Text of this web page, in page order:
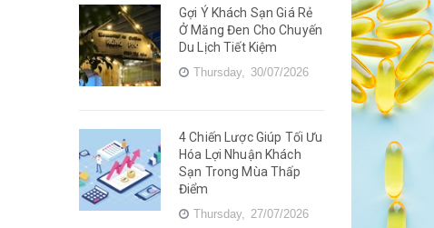
Gợi Ý Khách Sạn Giá Rẻ
Ở Măng Đen Cho Chuyến
Du Lịch Tiết Kiệm
Thursday, 30/07/2026
4 Chiến Lược Giúp Tối Ưu
Hóa Lợi Nhuận Khách
Sạn Trong Mùa Thấp
Điểm
Thursday, 27/07/2026